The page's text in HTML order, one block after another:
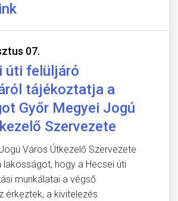
07.
úti felüljáró
tájékoztatja a
Győr Megyei Jogú
Szervezete
Város Útkezelő Szervezete
hogy a Hecsei úti
munkálatai a végső
érkeztek, a kivitelezés